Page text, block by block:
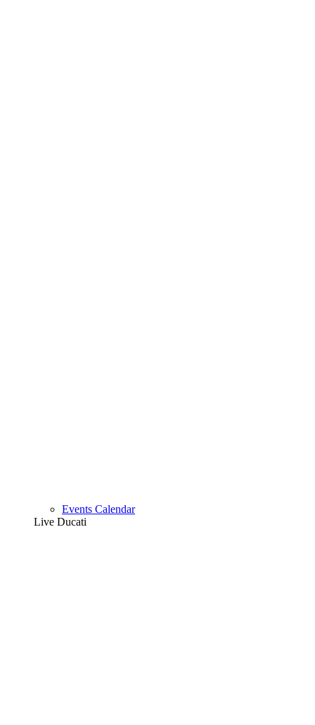
Events Calendar
Live Ducati